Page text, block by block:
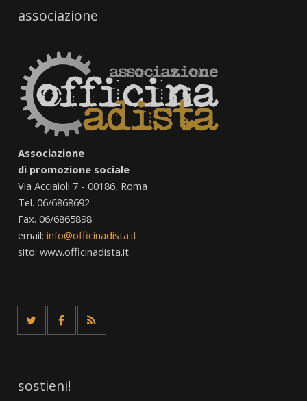
associazione
Associazione
di promozione sociale
Via Acciaioli 7 - 00186, Roma
Tel. 06/6868692
Fax. 06/6865898
email: info@officinadista.it
sito: www.officinadista.it
sostieni!